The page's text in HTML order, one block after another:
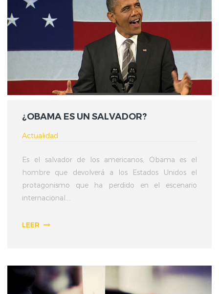
¿OBAMA ES UN SALVADOR?
Actualidad
Es el salvador de los americanos, Obama es el
hombre que devolverá a los Estados Unidos el
protagonismo que ha perdido en el escenario
internacional....
LEER